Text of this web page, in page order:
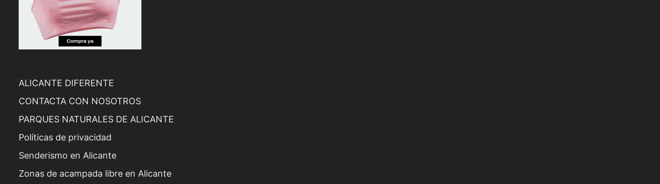
ALICANTE DIFERENTE
CONTACTA CON NOSOTROS
PARQUES NATURALES DE ALICANTE
Políticas de privacidad
Senderismo en Alicante
Zonas de acampada libre en Alicante